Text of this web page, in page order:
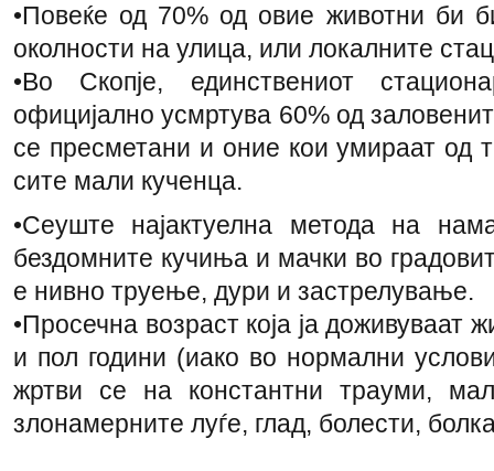
•Повеќе од 70% од овие животни би
околности на улица, или локалните
•Во Скопје, единствениот
официјално усмртува 60% од
се пресметани и оние кои умираат од
сите мали кученца.
•Сеуште најактуелна метода на
бездомните кучиња и мачки во
е нивно труење, дури и застрелување.
•Просечна возраст која ја доживуваат
и пол години (иако во нормални
жртви се на константни трауми,
злонамерните луѓе, глад, болести,